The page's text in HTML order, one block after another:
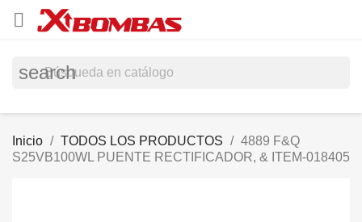

search
Inicio TODOS LOS PRODUCTOS
4889 F&Q
S25VB100WL PUENTE RECTIFICADOR, & ITEM-018405